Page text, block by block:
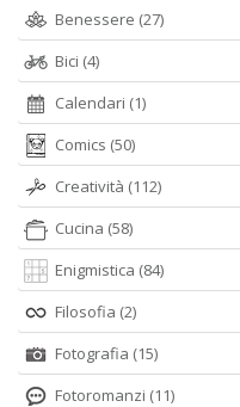
Benessere (27)
Bici (4)
Calendari (1)
Comics (50)
Creatività (112)
Cucina (58)
Enigmistica (84)
Filosofia (2)
Fotografia (15)
Fotoromanzi (11)